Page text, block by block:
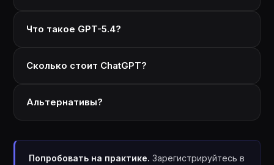
Что такое GPT-5.4?
Сколько стоит ChatGPT?
Альтернативы?
Попробовать на практике. Зарегистрируйтесь в